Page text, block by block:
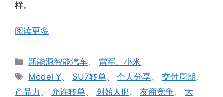
样。
阅读更多
分
类
新能源智能汽车、雷军、小米
标
签
Model Y、 SU7转单、个人分享、交付周期、
产品力 、 允许转单、 创始人IP、 友商竞争、 大